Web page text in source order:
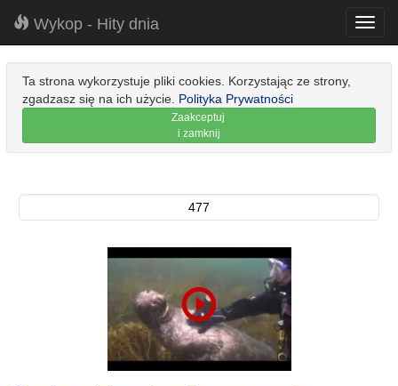
Wykop - Hity dnia
Ta strona wykorzystuje pliki cookies. Korzystając ze strony,
zgadzasz się na ich użycie. Polityka Prywatności
Zaakceptuj
i zamknij
477